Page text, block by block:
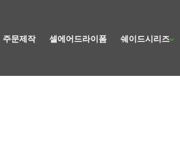
주문제작 셀에어드라이폼 쉐이드시리즈